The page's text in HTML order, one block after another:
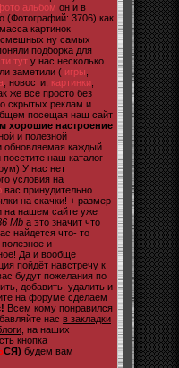
альбом он и в
(Фотографий: 3706) как
картинок
смешных ну самых
подборка для
тут у нас несколько
заметили ( игры
, новости, картинки
же всё просто без
скрытых реклам и
посещая наш сайт
хорошие настроение
и полезной
обновляемая каждый
посетите наш каталог
У нас нет
условия на
вас принудительно
на скачки! + размер
на нашем сайте уже
Mb а это значит что
найдется что- то
и
Да и вообще
пойдёт навстречу к
будут пожелания по
добавить, удалить и
на форуме сделаем
Всем кому понравился
нас в закладки
, на наших
кнопка
СЯ) будем вам